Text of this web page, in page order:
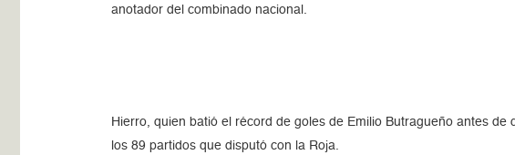
anotador del combinado nacional.
Hierro, quien batió el récord de goles de Emilio Butragueño antes
los 89 partidos que disputó con la Roja.